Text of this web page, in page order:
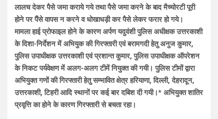
लालच देकर पैसे जमा कराये गये तथा पैसे जमा करने के बाद मैच्योरटी पूरी
होने पर पैंसे वापस न करने व धोखाधड़ी कर पैसे लेकर फरार हो गये।
मामला हाई प्रोफाइल होने के कारण अर्पण यदुवंशी पुलिस अधीक्षक उत्तरकाशी
के दिशा-निर्देशन में अभियुक की गिरफ्तारी एवं बरामगदी हेतु अनुज कुमार,
पुलिस उपाधीक्षक उत्तरकाशी एवं प्रशान्त कुमार, पुलिस उपाधीक्षक ऑपरेशन
के निकट पर्यवेक्षण में अलग-अलग टीमें नियुक्त की गयी। पुलिस टीमों द्वारा
अभियुक्त गणों की गिरफ्तारी हेतु सम्भावित क्षेत्र हरियाणा, दिल्ली, देहरादून,
उत्तरकाशी, टिहरी आदि स्थानों पर कई बार दबिश दी गयी।* अभियुक्त शातिर
प्रवृत्ति का होने के कारण गिरफ्तारी से बचता रहा।